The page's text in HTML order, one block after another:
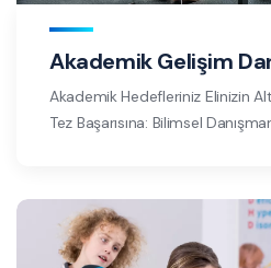
Akademik Gelişim
Akademik Hedefleriniz Elinizin
Tez Başarısına: Bilimsel